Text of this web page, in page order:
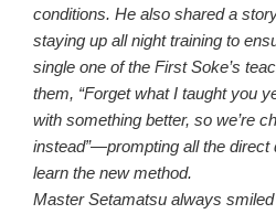
conditions. He also shared a
staying up all night training to
single one of the First Soke’s
them, “Forget what I taught you
with something better, so we’re
instead”—prompting all the
learn the new method.
Master Setamatsu always